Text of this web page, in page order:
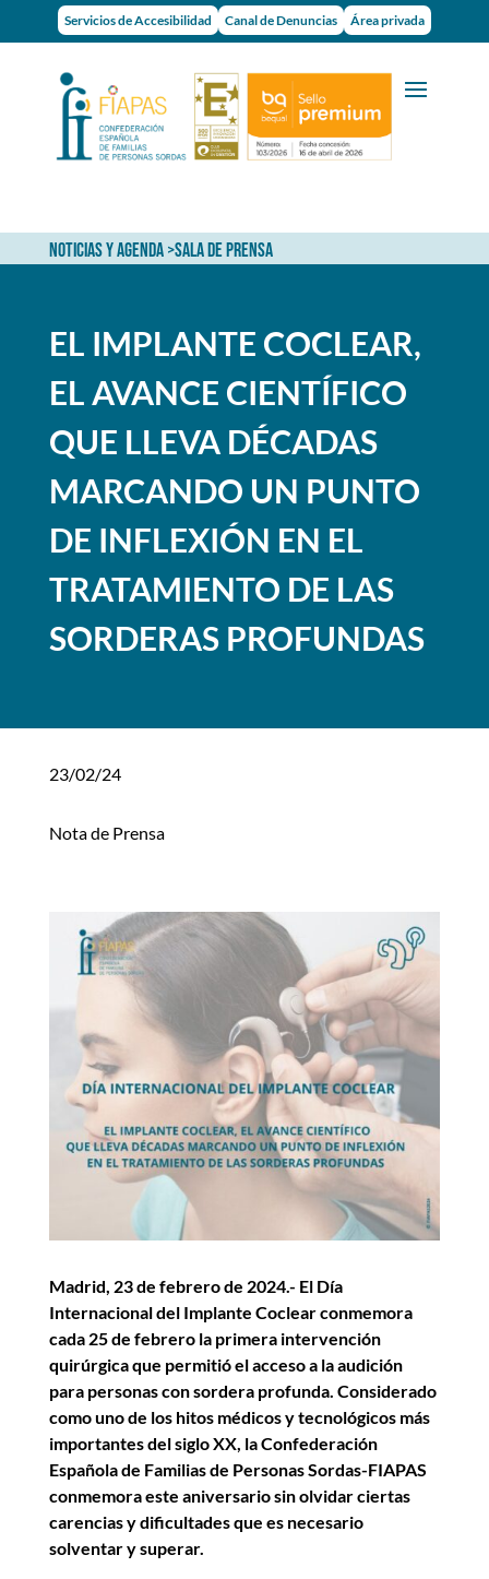
Servicios de Accesibilidad Canal de Denuncias Área privada
NOTICIAS Y AGENDA>SALA DE PRENSA
EL IMPLANTE COCLEAR,
EL AVANCE CIENTÍFICO
QUE LLEVA DÉCADAS
MARCANDO UN PUNTO
DE INFLEXIÓN EN EL
TRATAMIENTO DE LAS
SORDERAS PROFUNDAS
23/02/24
Nota de Prensa
Madrid, 23 de febrero de 2024.- El Día
Internacional del Implante Coclear conmemora
cada 25 de febrero la primera intervención
quirúrgica que permitió el acceso a la audición
para personas con sordera profunda. Considerado
como uno de los hitos médicos y tecnológicos más
importantes del siglo XX, la Confederación
Española de Familias de Personas Sordas-FIAPAS
conmemora este aniversario sin olvidar ciertas
carencias y dificultades que es necesario
solventar y superar.